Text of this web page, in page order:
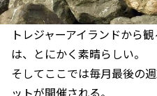
トレジャーアイランドから
は、とにかく素晴らしい。
そしてここでは毎月最後の